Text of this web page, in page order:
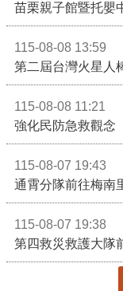
115-08-08 13:59
115-08-08 11:21
強化民防急救觀念
115-08-07 19:43
通霄分隊前往梅南
115-08-07 19:38
第四救災救護大隊